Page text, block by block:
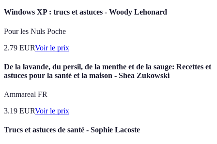
Windows XP : trucs et astuces - Woody Lehonard
Pour les Nuls Poche
2.79 EURVoir le prix
De la lavande, du persil, de la menthe et de la sauge: Recettes et
astuces pour la santé et la maison - Shea Zukowski
Ammareal FR
3.19 EURVoir le prix
Trucs et astuces de santé - Sophie Lacoste